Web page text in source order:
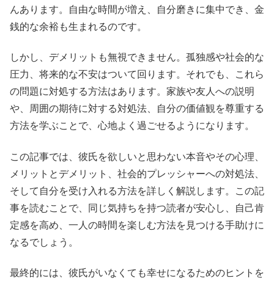
んあります。自由な時間が増え、自分磨きに集中でき、金
銭的な余裕も生まれるのです。
しかし、デメリットも無視できません。孤独感や社会的な
圧力、将来的な不安はついて回ります。それでも、これら
の問題に対処する方法はあります。家族や友人への説明
や、周囲の期待に対する対処法、自分の価値観を尊重する
方法を学ぶことで、心地よく過ごせるようになります。
この記事では、彼氏を欲しいと思わない本音やその心理、
メリットとデメリット、社会的プレッシャーへの対処法、
そして自分を受け入れる方法を詳しく解説します。この記
事を読むことで、同じ気持ちを持つ読者が安心し、自己肯
定感を高め、一人の時間を楽しむ方法を見つける手助けに
なるでしょう。
最終的には、彼氏がいなくても幸せになるためのヒントを